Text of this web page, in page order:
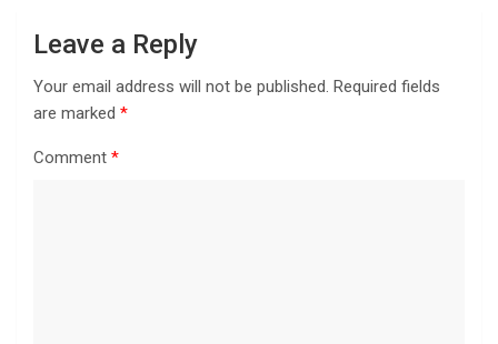
Leave a Reply
Your email address will not be published. Required fields
are marked *
Comment *